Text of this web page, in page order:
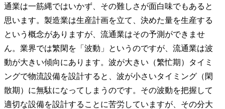
通業は一筋縄ではいかず、その難しさが面白味でもあると
思います。製造業は生産計画を立て、決めた量を生産する
という概念がありますが、流通業はその予測ができませ
ん。業界では繁閑を「波動」というのですが、流通業は波
動が大きい傾向にあります。波が大きい（繁忙期）タイミ
ングで物流設備を設計すると、波が小さいタイミング（閑
散期）に無駄になってしまうのです。その波動を把握して
適切な設備を設計することに苦労していますが、その分大